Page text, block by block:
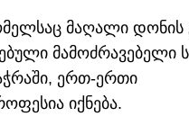
მაღალი
მამოძრავებელი
ერთ-ერთი
იქნება.